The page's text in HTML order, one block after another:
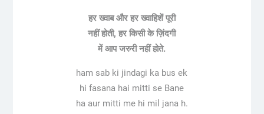
हर ख्वाब और हर ख्वाहिशें पूरी
नहीं होती, हर किसी के ज़िंदगी
में आप जरुरी नहीं होते.
ham sab ki jindagi ka bus ek
hi fasana hai mitti se Bane
ha aur mitti me hi mil jana h.